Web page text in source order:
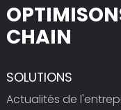
CHAIN
SOLUTIONS
Actualités de